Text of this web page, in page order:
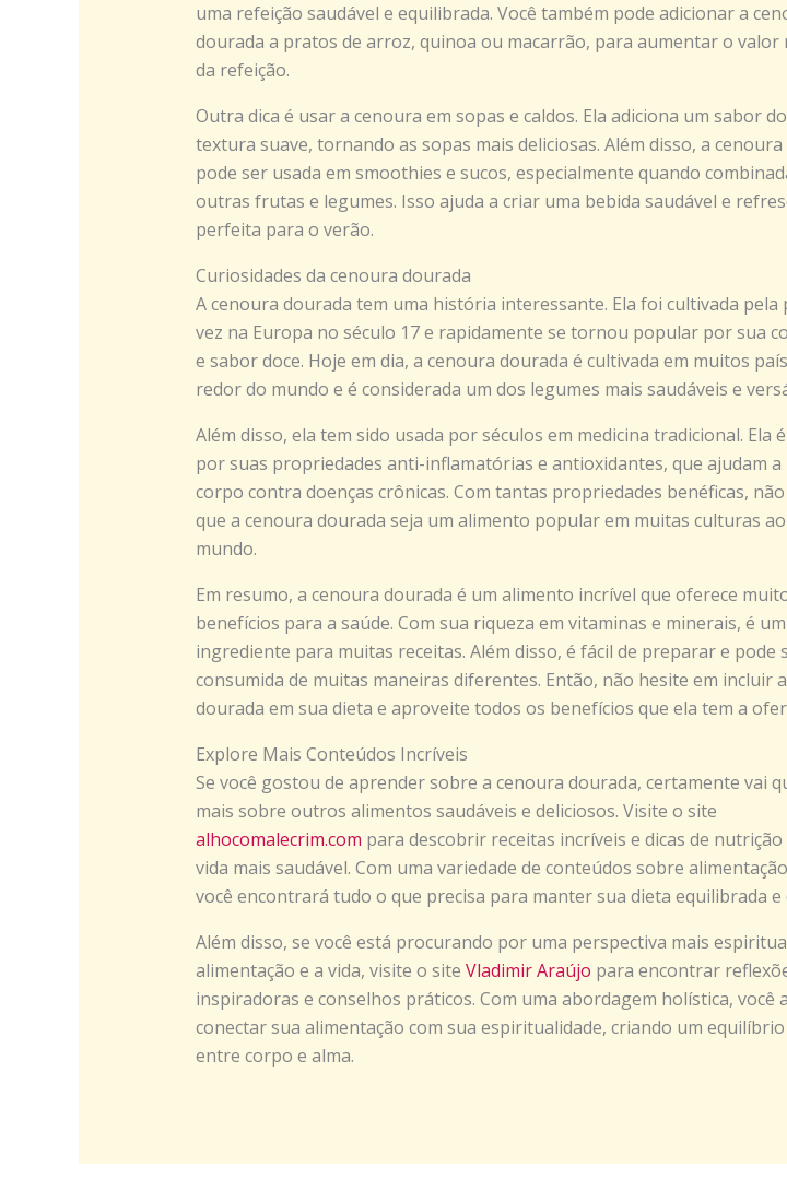
uma refeição saudável e equilibrada. Você também pode adicionar a
dourada a pratos de arroz, quinoa ou macarrão, para aumentar o valor
da refeição.
Outra dica é usar a cenoura em sopas e caldos. Ela adiciona um sabor
textura suave, tornando as sopas mais deliciosas. Além disso, a
pode ser usada em smoothies e sucos, especialmente quando
outras frutas e legumes. Isso ajuda a criar uma bebida saudável e
perfeita para o verão.
Curiosidades da cenoura dourada
A cenoura dourada tem uma história interessante. Ela foi cultivada pela
vez na Europa no século 17 e rapidamente se tornou popular por sua
e sabor doce. Hoje em dia, a cenoura dourada é cultivada em muitos
redor do mundo e é considerada um dos legumes mais saudáveis e
Além disso, ela tem sido usada por séculos em medicina tradicional. Ela
por suas propriedades anti-inflamatórias e antioxidantes, que ajudam
corpo contra doenças crônicas. Com tantas propriedades benéficas,
que a cenoura dourada seja um alimento popular em muitas culturas
mundo.
Em resumo, a cenoura dourada é um alimento incrível que oferece
benefícios para a saúde. Com sua riqueza em vitaminas e minerais, é
ingrediente para muitas receitas. Além disso, é fácil de preparar e pode
consumida de muitas maneiras diferentes. Então, não hesite em incluir
dourada em sua dieta e aproveite todos os benefícios que ela tem a
Explore Mais Conteúdos Incríveis
Se você gostou de aprender sobre a cenoura dourada, certamente vai
mais sobre outros alimentos saudáveis e deliciosos. Visite o site
alhocomalecrim.com para descobrir receitas incríveis e dicas de
vida mais saudável. Com uma variedade de conteúdos sobre
você encontrará tudo o que precisa para manter sua dieta equilibrada e
Além disso, se você está procurando por uma perspectiva mais
alimentação e a vida, visite o site Vladimir Araújo para encontrar
inspiradoras e conselhos práticos. Com uma abordagem holística, você
conectar sua alimentação com sua espiritualidade, criando um
entre corpo e alma.